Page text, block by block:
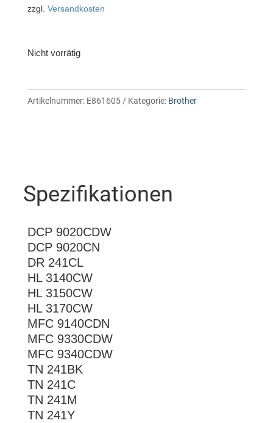
zzgl. Versandkosten
Nicht vorrätig
Artikelnummer: E861605 Kategorie: Brother
Spezifikationen
DCP 9020CDW
DCP 9020CN
DR 241CL
HL 3140CW
HL 3150CW
HL 3170CW
MFC 9140CDN
MFC 9330CDW
MFC 9340CDW
TN 241BK
TN 241C
TN 241M
TN 241Y